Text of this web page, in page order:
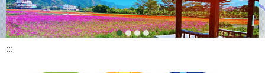
人美情濃
美濃庄頭巴士
美濃花海
細妹妳看
目
:::